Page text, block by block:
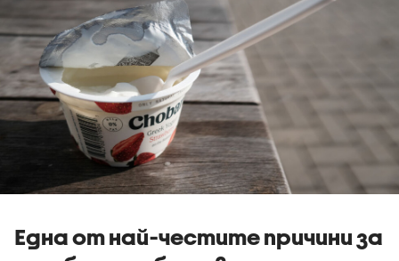
Една от най-честите причини за